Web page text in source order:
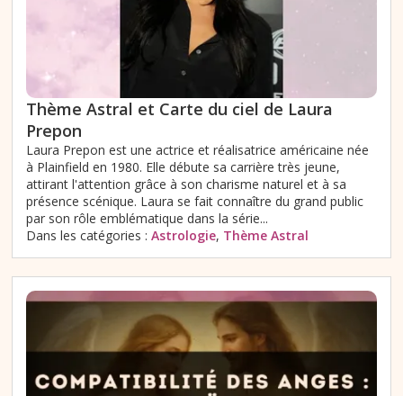
Thème Astral et Carte du ciel de Laura
Prepon
Laura Prepon est une actrice et réalisatrice américaine née
à Plainfield en 1980. Elle débute sa carrière très jeune,
attirant l'attention grâce à son charisme naturel et à sa
présence scénique. Laura se fait connaître du grand public
par son rôle emblématique dans la série...
Dans les catégories : Astrologie, Thème Astral